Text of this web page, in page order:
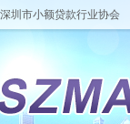
深圳市小额贷款行业协会